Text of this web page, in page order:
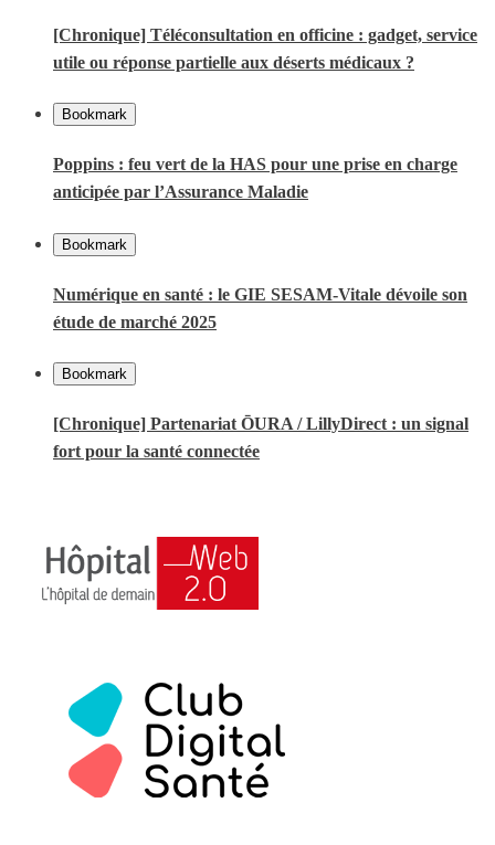
[Chronique] Téléconsultation en officine : gadget, service
utile ou réponse partielle aux déserts médicaux ?
Bookmark
Poppins : feu vert de la HAS pour une prise en charge
anticipée par l’Assurance Maladie
Bookmark
Numérique en santé : le GIE SESAM-Vitale dévoile son
étude de marché 2025
Bookmark
[Chronique] Partenariat ŌURA / LillyDirect : un signal
fort pour la santé connectée